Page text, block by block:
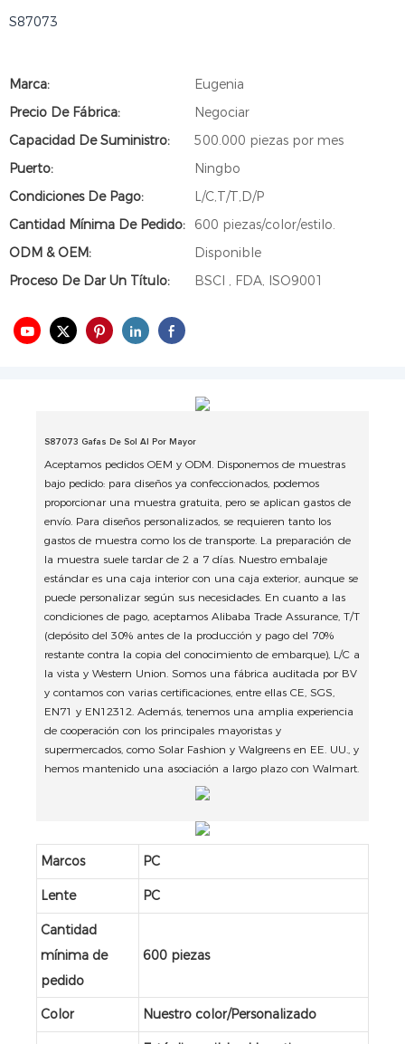
S87073
Marca:
Eugenia
Precio De Fábrica:
Negociar
Capacidad De Suministro:
500.000 piezas por mes
Puerto:
Ningbo
Condiciones De Pago:
L/C,T/T,D/P
Cantidad Mínima De Pedido:
600 piezas/color/estilo.
ODM & OEM:
Disponible
Proceso De Dar Un Título:
BSCI , FDA, ISO9001
S87073 Gafas De Sol Al Por Mayor
Aceptamos pedidos OEM y ODM. Disponemos de muestras
bajo pedido: para diseños ya confeccionados, podemos
proporcionar una muestra gratuita, pero se aplican gastos de
envío. Para diseños personalizados, se requieren tanto los
gastos de muestra como los de transporte. La preparación de
la muestra suele tardar de 2 a 7 días. Nuestro embalaje
estándar es una caja interior con una caja exterior, aunque se
puede personalizar según sus necesidades. En cuanto a las
condiciones de pago, aceptamos Alibaba Trade Assurance, T/T
(depósito del 30% antes de la producción y pago del 70%
restante contra la copia del conocimiento de embarque), L/C a
la vista y Western Union. Somos una fábrica auditada por BV
y contamos con varias certificaciones, entre ellas CE, SGS,
EN71 y EN12312. Además, tenemos una amplia experiencia
de cooperación con los principales mayoristas y
supermercados, como Solar Fashion y Walgreens en EE. UU., y
hemos mantenido una asociación a largo plazo con Walmart.
Marcos PC
Lente PC
Cantidad
mínima de
pedido
600 piezas
Color Nuestro color/Personalizado